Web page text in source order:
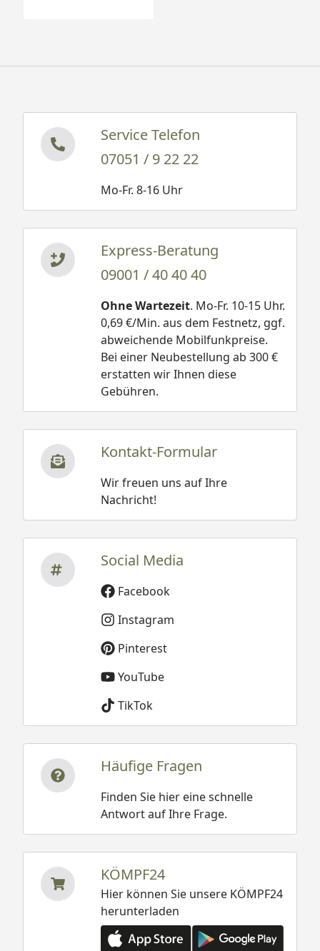
Service Telefon
07051 / 9 22 22
Mo-Fr. 8-16 Uhr
Express-Beratung
09001 / 40 40 40
Ohne Wartezeit. Mo-Fr. 10-15 Uhr.
0,69 €/Min. aus dem Festnetz, ggf.
abweichende Mobilfunkpreise.
Bei einer Neubestellung ab 300 €
erstatten wir Ihnen diese
Gebühren.
Kontakt-Formular
Wir freuen uns auf Ihre
Nachricht!
Social Media
Facebook
Instagram
Pinterest
YouTube
TikTok
Häufige Fragen
Finden Sie hier eine schnelle
Antwort auf Ihre Frage.
KÖMPF24
Hier können Sie unsere KÖMPF24
herunterladen